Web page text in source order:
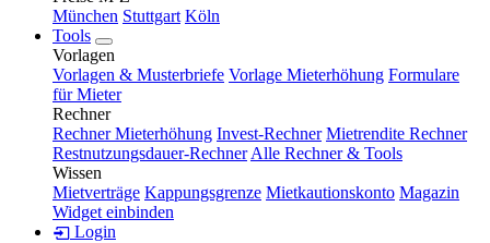
München Stuttgart Köln
Tools
Vorlagen
Vorlagen & Musterbriefe Vorlage Mieterhöhung Formulare
für Mieter
Rechner
Rechner Mieterhöhung Invest-Rechner Mietrendite Rechner
Restnutzungsdauer-Rechner Alle Rechner & Tools
Wissen
Mietverträge Kappungsgrenze Mietkautionskonto Magazin
Widget einbinden
Login